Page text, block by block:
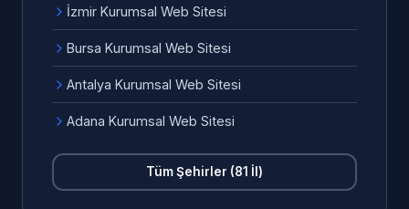
İzmir Kurumsal Web Sitesi
Bursa Kurumsal Web Sitesi
Antalya Kurumsal Web Sitesi
Adana Kurumsal Web Sitesi
Tüm Şehirler (81 İl)